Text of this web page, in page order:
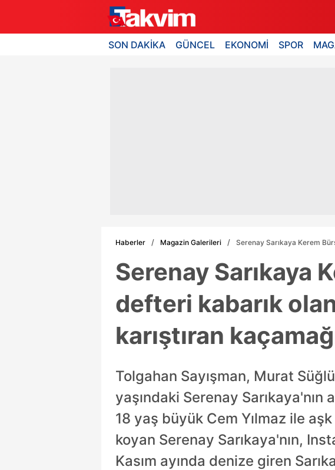
SON DAKİKA GÜNCEL EKONOMİ SPOR
Haberler Magazin Galerileri Serenay Sarıkaya Kerem
Serenay Sarıkaya
defteri kabarık
karıştıran
Tolgahan Sayışman, Murat
yaşındaki Serenay
18 yaş büyük Cem Yılmaz ile
koyan Serenay Sarıkaya'nın,
Kasım ayında denize giren